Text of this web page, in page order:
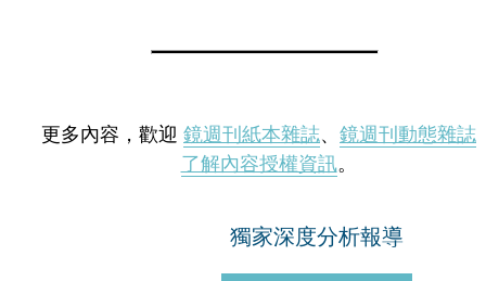
更多內容，歡迎 鏡週刊紙本雜誌、 鏡週刊動態雜誌
了解內容授權資訊。
獨家深度分析報導